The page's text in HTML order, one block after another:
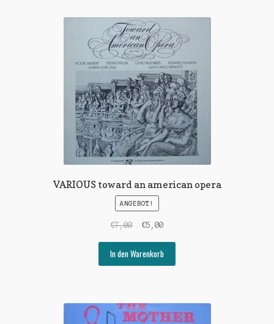
VARIOUS toward an american opera
ANGEBOT!
€7,00
Ursprünglicher
war:
€7,00
€5,00Aktueller
ist:
€5,00.
In den Warenkorb